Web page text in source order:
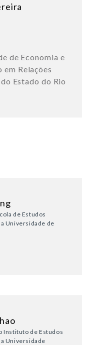
de Economia e
Relações
Estado do Rio
de Estudos
Universidade de
Instituto de Estudos
Universidade